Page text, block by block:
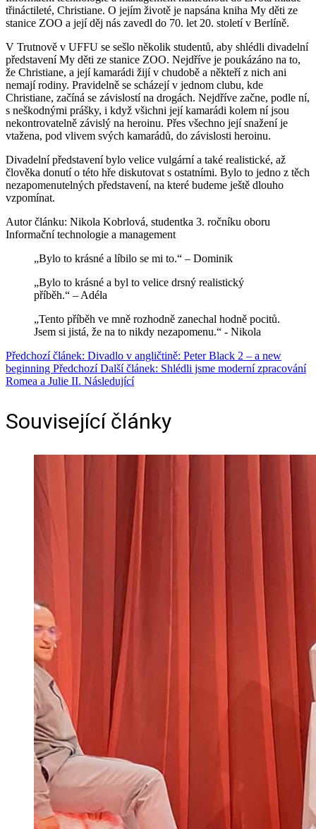
třináctileté, Christiane. O jejím životě je napsána kniha My děti ze
stanice ZOO a její děj nás zavedl do 70. let 20. století v Berlíně.
V Trutnově v UFFU se sešlo několik studentů, aby shlédli divadelní
představení My děti ze stanice ZOO. Nejdříve je poukázáno na to,
že Christiane, a její kamarádi žijí v chudobě a někteří z nich ani
nemají rodiny. Pravidelně se scházejí v jednom clubu, kde
Christiane, začíná se závislostí na drogách. Nejdříve začne, podle ní,
s neškodnými prášky, i když všichni její kamarádi kolem ní jsou
nekontrovatelně závislý na heroinu. Přes všechno její snažení je
vtažena, pod vlivem svých kamarádů, do závislosti heroinu.
Divadelní představení bylo velice vulgární a také realistické, až
člověka donutí o této hře diskutovat s ostatními. Bylo to jedno z těch
nezapomenutelných představení, na které budeme ještě dlouho
vzpomínat.
Autor článku: Nikola Kobrlová, studentka 3. ročníku oboru
Informační technologie a management
„Bylo to krásné a líbilo se mi to.“ – Dominik
„Bylo to krásné a byl to velice drsný realistický
příběh.“ – Adéla
„Tento příběh ve mně rozhodně zanechal hodně pocitů.
Jsem si jistá, že na to nikdy nezapomenu.“ - Nikola
Předchozí článek: Divadlo v angličtině: Peter Black 2 – a new
beginning Předchozí Další článek: Shlédli jsme moderní zpracování
Romea a Julie II. Následující
Související články